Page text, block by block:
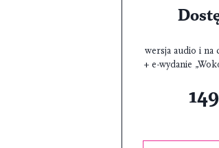
wersja audio i
+ e-wydanie